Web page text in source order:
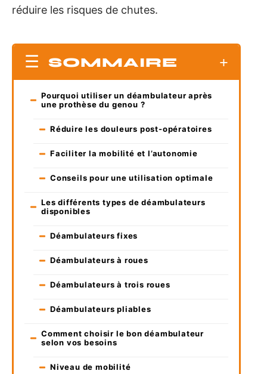
réduire les risques de chutes.
SOMMAIRE
Pourquoi utiliser un déambulateur après
une prothèse du genou ?
Réduire les douleurs post-opératoires
Faciliter la mobilité et l’autonomie
Conseils pour une utilisation optimale
Les différents types de déambulateurs
disponibles
Déambulateurs fixes
Déambulateurs à roues
Déambulateurs à trois roues
Déambulateurs pliables
Comment choisir le bon déambulateur
selon vos besoins
Niveau de mobilité